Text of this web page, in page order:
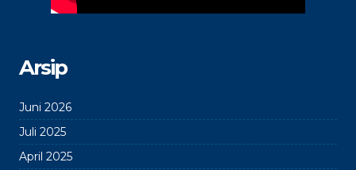
Arsip
Juni 2026
Juli 2025
April 2025